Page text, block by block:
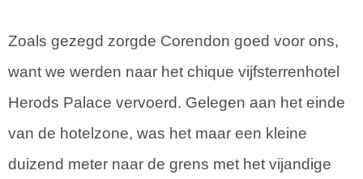
Zoals gezegd zorgde Corendon goed voor ons,
want we werden naar het chique vijfsterrenhotel
Herods Palace vervoerd. Gelegen aan het einde
van de hotelzone, was het maar een kleine
duizend meter naar de grens met het vijandige